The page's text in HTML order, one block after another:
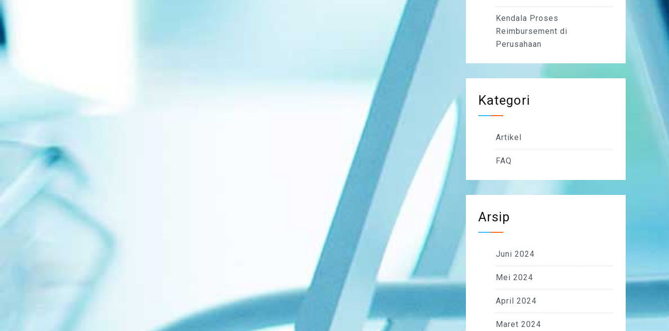
Kendala Proses
Reimbursement di
Perusahaan
Kategori
Artikel
FAQ
Arsip
Juni 2024
Mei 2024
April 2024
Maret 2024